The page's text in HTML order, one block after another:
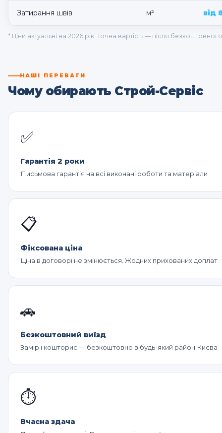
Затирання швів м² від
* Ціни актуальні на 2026 рік. Точна вартість — після
НАШІ ПЕРЕВАГИ
Чому обирають Строй-Сервіс
✅
Гарантія 2 роки
Письмова гарантія на всі виконані роботи та матеріали
📋
Фіксована ціна
Ціна в договорі не змінюється. Жодних прихованих доплат
🚗
Безкоштовний виїзд
Замір і кошторис — безкоштовно в будь-який район Києва
⏱️
Вчасна здача